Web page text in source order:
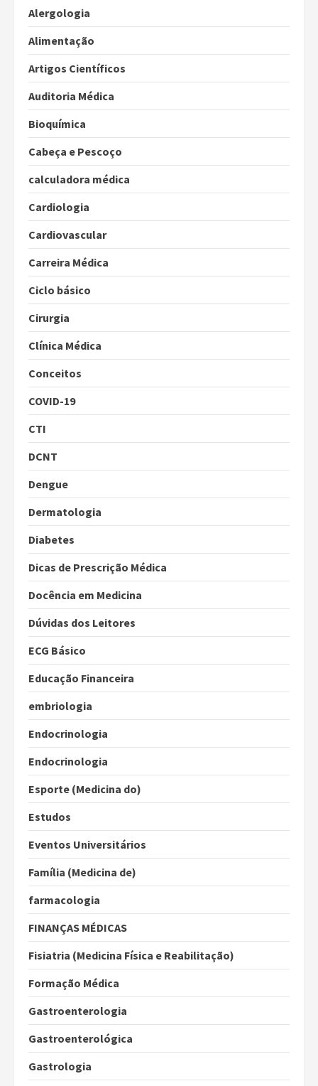
Alergologia
Alimentação
Artigos Científicos
Auditoria Médica
Bioquímica
Cabeça e Pescoço
calculadora médica
Cardiologia
Cardiovascular
Carreira Médica
Ciclo básico
Cirurgia
Clínica Médica
Conceitos
COVID-19
CTI
DCNT
Dengue
Dermatologia
Diabetes
Dicas de Prescrição Médica
Docência em Medicina
Dúvidas dos Leitores
ECG Básico
Educação Financeira
embriologia
Endocrinologia
Endocrinologia
Esporte (Medicina do)
Estudos
Eventos Universitários
Família (Medicina de)
farmacologia
FINANÇAS MÉDICAS
Fisiatria (Medicina Física e Reabilitação)
Formação Médica
Gastroenterologia
Gastroenterológica
Gastrologia